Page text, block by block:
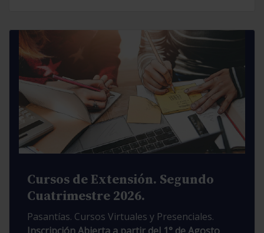
Cursos de Extensión. Segundo
Cuatrimestre 2026.
Pasantías. Cursos Virtuales y Presenciales.